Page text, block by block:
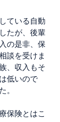
ている自動
たが、後輩
の是非、保
談を受けま
、収入もそ
低いので
。
保険とはこ